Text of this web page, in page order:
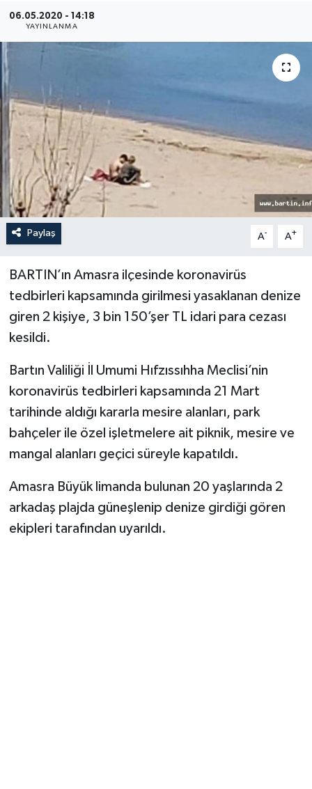
06.05.2020 - 14:18
YAYINLANMA
Paylaş A- A+
BARTIN’ın Amasra ilçesinde koronavirüs
tedbirleri kapsamında girilmesi yasaklanan denize
giren 2 kişiye, 3 bin 150’şer TL idari para cezası
kesildi.
Bartın Valiliği İl Umumi Hıfzıssıhha Meclisi’nin
koronavirüs tedbirleri kapsamında 21 Mart
tarihinde aldığı kararla mesire alanları, park
bahçeler ile özel işletmelere ait piknik, mesire ve
mangal alanları geçici süreyle kapatıldı.
Amasra Büyük limanda bulunan 20 yaşlarında 2
arkadaş plajda güneşlenip denize girdiği gören
ekipleri tarafından uyarıldı.
Medya
Sinema
Sivil Toplum
Siyaset
Spor
Tarım
Turizm
Yaşam
Yerel Yönetimler
DÜNYA
YEREL